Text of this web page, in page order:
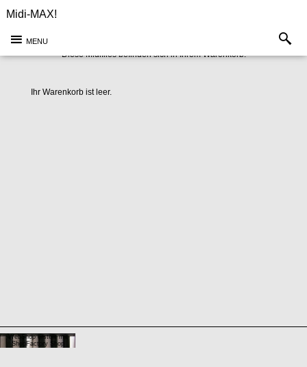
Midi-MAX!
MENU
Diese Midifiles befinden sich in Ihrem Warenkorb:
Ihr Warenkorb ist leer.
WebShop erstellt mit
ShopFactory Shop